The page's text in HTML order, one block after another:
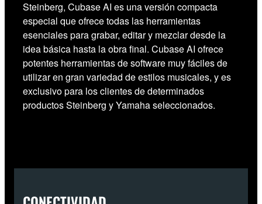
Steinberg, Cubase AI es una versión compacta
especial que ofrece todas las herramientas
esenciales para grabar, editar y mezclar desde la
idea básica hasta la obra final. Cubase AI ofrece
potentes herramientas de software muy fáciles de
utilizar en gran variedad de estilos musicales, y es
exclusivo para los clientes de determinados
productos Steinberg y Yamaha seleccionados.